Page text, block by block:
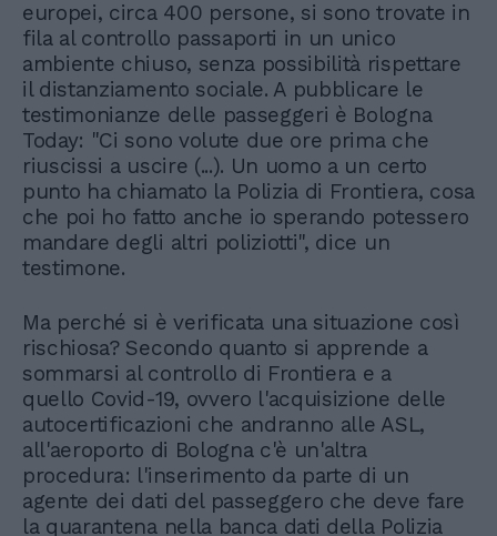
europei, circa 400 persone, si sono trovate in
fila al controllo passaporti in un unico
ambiente chiuso, senza possibilità rispettare
il distanziamento sociale. A pubblicare le
testimonianze delle passeggeri è Bologna
Today: "Ci sono volute due ore prima che
riuscissi a uscire (...). Un uomo a un certo
punto ha chiamato la Polizia di Frontiera, cosa
che poi ho fatto anche io sperando potessero
mandare degli altri poliziotti", dice un
testimone.
Ma perché si è verificata una situazione così
rischiosa? Secondo quanto si apprende a
sommarsi al controllo di Frontiera e a
quello Covid-19, ovvero l'acquisizione delle
autocertificazioni che andranno alle ASL,
all'aeroporto di Bologna c'è un'altra
procedura: l'inserimento da parte di un
agente dei dati del passeggero che deve fare
la quarantena nella banca dati della Polizia